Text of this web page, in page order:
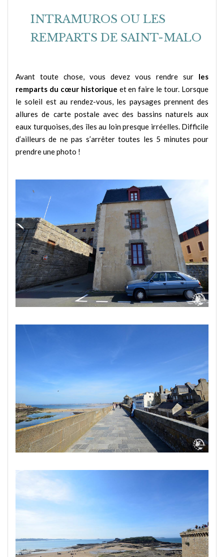
INTRAMUROS OU LES
REMPARTS DE SAINT-MALO
Avant toute chose, vous devez vous rendre sur les
remparts du cœur historique et en faire le tour. Lorsque
le soleil est au rendez-vous, les paysages prennent des
allures de carte postale avec des bassins naturels aux
eaux turquoises, des îles au loin presque irréelles. Difficile
d’ailleurs de ne pas s’arrêter toutes les 5 minutes pour
prendre une photo !